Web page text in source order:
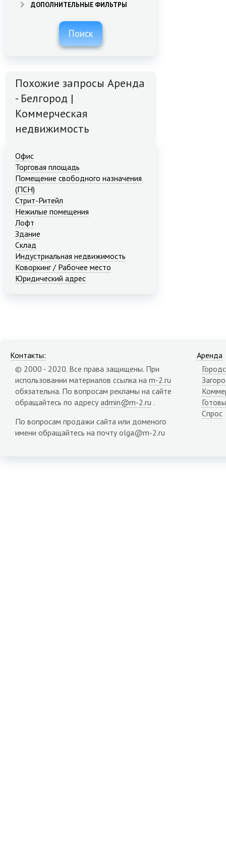
ДОПОЛНИТЕЛЬНЫЕ ФИЛЬТРЫ
Поиск
Похожие запросы Аренда
- Белгород |
Коммерческая
недвижимость
Офис
Торговая площадь
Помещение свободного назначения
(ПСН)
Стрит-Ритейл
Нежилые помещения
Лофт
Здание
Склад
Индустриальная недвижимость
Коворкинг / Рабочее место
Юридический адрес
Контакты:
© 2000 - 2020. Все права защищены. При
использовании материалов ссылка на m-2.ru
обязательна. По вопросам рекламы на сайте
обращайтесь по адресу admin@m-2.ru .
По вопросам продажи сайта или доменого
имени обращайтесь на почту olga@m-2.ru
Аренда
Спрос